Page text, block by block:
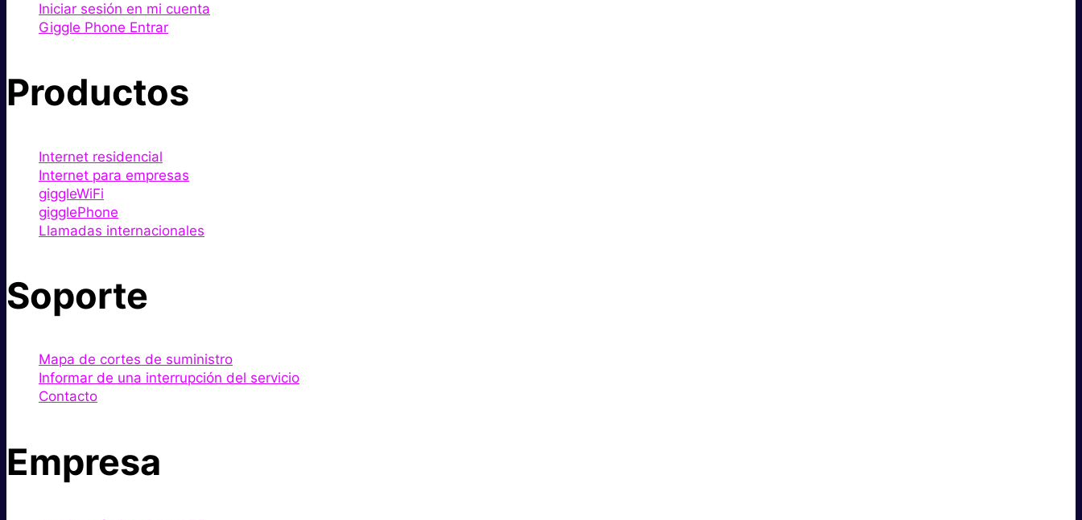
Iniciar sesión en mi cuenta
Giggle Phone Entrar
Productos
Internet residencial
Internet para empresas
giggleWiFi
gigglePhone
Llamadas internacionales
Soporte
Mapa de cortes de suministro
Informar de una interrupción del servicio
Contacto
Empresa